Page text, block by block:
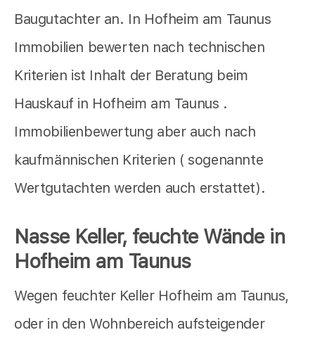
Baugutachter an. In Hofheim am Taunus
Immobilien bewerten nach technischen
Kriterien ist Inhalt der Beratung beim
Hauskauf in Hofheim am Taunus .
Immobilienbewertung aber auch nach
kaufmännischen Kriterien ( sogenannte
Wertgutachten werden auch erstattet).
Nasse Keller, feuchte Wände in
Hofheim am Taunus
Wegen feuchter Keller Hofheim am Taunus,
oder in den Wohnbereich aufsteigender